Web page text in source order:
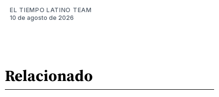
EL TIEMPO LATINO TEAM
10 de agosto de 2026
Relacionado